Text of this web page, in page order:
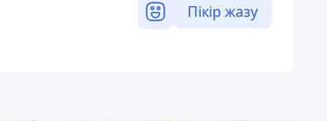
Пікір жазу